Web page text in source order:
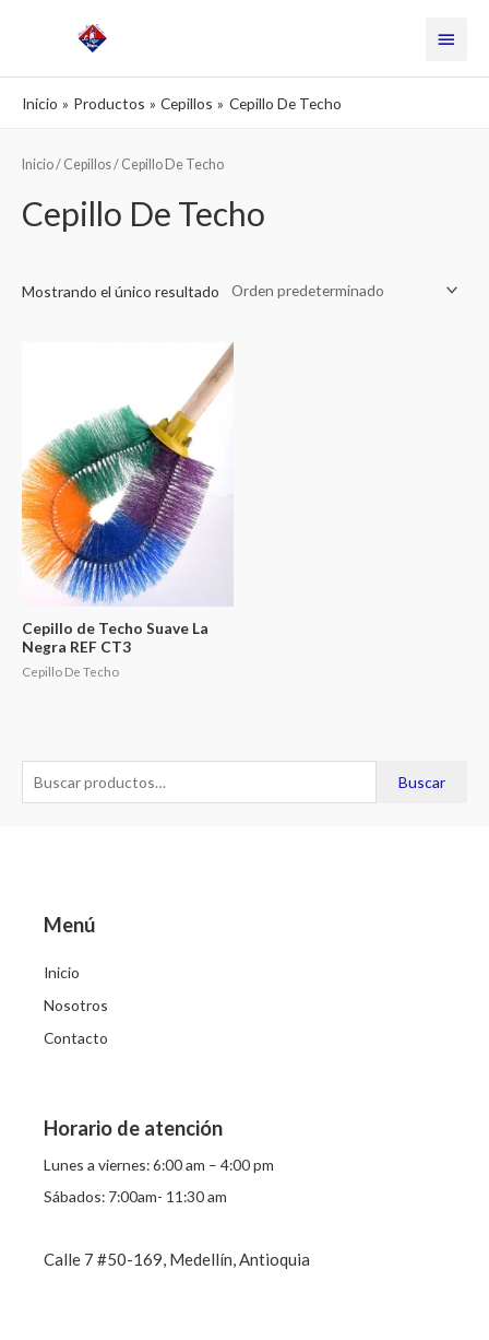
Menú
Inicio Productos Cepillos Cepillo De Techo
u
Buscar
Inicio/ Cepillos/ Cepillo De Techo
Cepillo De Techo
Mostrando el único resultado
Cepillo de Techo Suave La
Negra REF CT3
Cepillo De Techo
Menú
Inicio
Nosotros
Contacto
Horario de atención
Lunes a viernes: 6:00 am – 4:00 pm
Sábados: 7:00am- 11:30 am
Calle 7 #50-169, Medellín, Antioquia